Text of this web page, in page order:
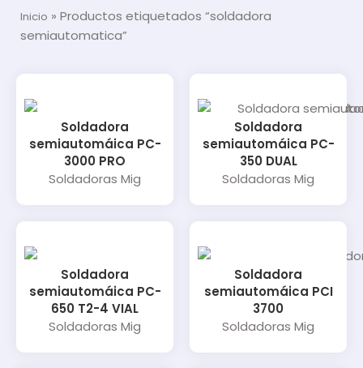
Inicio » Productos etiquetados “soldadora
semiautomatica”
Soldadora
semiautomáica PC-
3000 PRO
Soldadoras Mig
Soldadora
semiautomáica PC-
350 DUAL
Soldadoras Mig
Soldadora
semiautomáica PC-
650 T2-4 VIAL
Soldadoras Mig
Soldadora
semiautomáica PCI
3700
Soldadoras Mig